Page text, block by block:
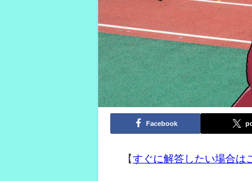
Facebook
【すぐに解答したい場合は